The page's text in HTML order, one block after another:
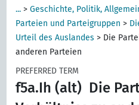
... >Geschichte, Politik,
Parteien und Parteigruppen >
Urteil des Auslandes > Die
anderen Parteien
PREFERRED TERM
f5a.Ih (alt) Die